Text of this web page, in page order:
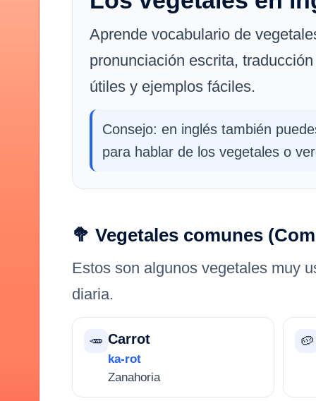
Aprende vocabulario de
pronunciación escrita,
útiles y ejemplos fáciles.
Consejo: en inglés también
para hablar de los vegetales o
🥦 Vegetales comunes
Estos son algunos vegetales muy
diaria.
🥕 Carrot
ka-rot
Zanahoria
🥔